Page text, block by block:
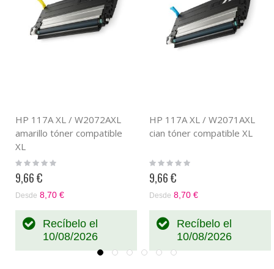
HP 117A XL / W2072AXL
amarillo tóner compatible
XL
Rating:
9,66 €
Desde 8,70 €
Recíbelo el
10/08/2026
HP 117A XL / W2071AXL
cian tóner compatible XL
Rating:
9,66 €
Desde 8,70 €
Recíbelo el
10/08/2026